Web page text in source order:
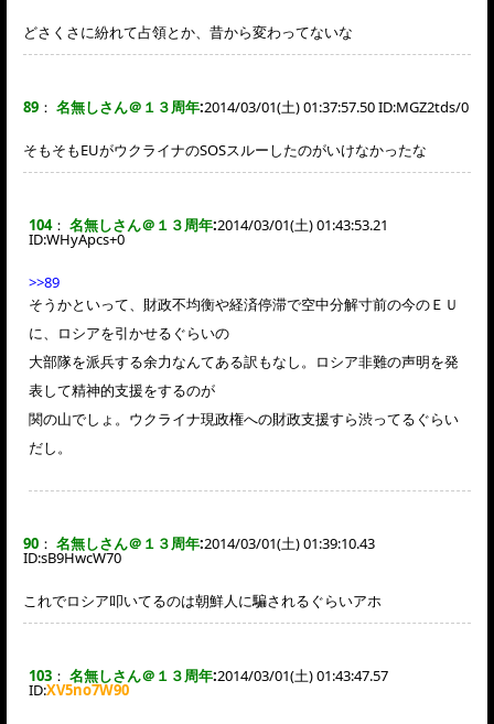
どさくさに紛れて占領とか、昔から変わってないな
89 ： 名無しさん＠１３周年:2014/03/01(土) 01:37:57.50 ID:MGZ2tds/0
そもそもEUがウクライナのSOSスルーしたのがいけなかったな
104： 名無しさん＠１３周年:2014/03/01(土) 01:43:53.21
ID:WHyApcs+0
>>89
そうかといって、財政不均衡や経済停滞で空中分解寸前の今のＥＵ
に、ロシアを引かせるぐらいの
大部隊を派兵する余力なんてある訳もなし。ロシア非難の声明を発
表して精神的支援をするのが
関の山でしょ。ウクライナ現政権への財政支援すら渋ってるぐらい
だし。
90 ： 名無しさん＠１３周年:2014/03/01(土) 01:39:10.43
ID:sB9HwcW70
これでロシア叩いてるのは朝鮮人に騙されるぐらいアホ
103 ： 名無しさん＠１３周年:2014/03/01(土) 01:43:47.57
ID:XV5no7W90